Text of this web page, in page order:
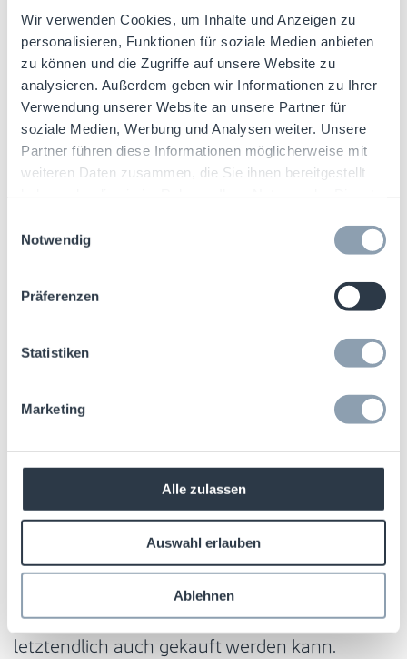
Wir verwenden Cookies, um Inhalte und Anzeigen zu
personalisieren, Funktionen für soziale Medien anbieten
zu können und die Zugriffe auf unsere Website zu
analysieren. Außerdem geben wir Informationen zu Ihrer
Verwendung unserer Website an unsere Partner für
soziale Medien, Werbung und Analysen weiter. Unsere
Partner führen diese Informationen möglicherweise mit
weiteren Daten zusammen, die Sie ihnen bereitgestellt
Notwendig
Präferenzen
Statistiken
Marketing
Alle zulassen
Auswahl erlauben
Ablehnen
sich die Einzelhändler derzeit sehr bewusst
sind.
Da die Verbraucher – vor allem diejenigen, die
in letzter Minute einkaufen – mit längeren
Lieferfristen zu kämpfen haben, werden sie
sich möglicherweise wieder vermehrt in
stationären Geschäften einfinden. Und nicht
Geschäfte in diesem Jahr scheinbar während
müssen die Einzelhändler bestens vorbereitet
und Ertragsmöglichkeiten zu maximieren.
Angesichts der komplexen Liste von
Belastungen zusätzlich zu den normalen
Herausforderungen, die die Weihnachtszeit
mit sich bringt, müssen sich Einzelhändler
darauf verlassen können, dass der Bestand,
den sie in den Regalen haben, sicher ist und
letztendlich auch gekauft werden kann.